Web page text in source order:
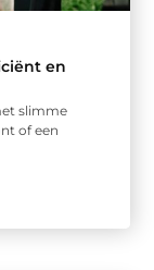
en
slimme
of een